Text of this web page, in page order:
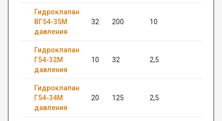
Гидроклапан
ВГ54-35М
давления
32 200 10
Гидроклапан
Г54-32М
давления
10 32 2,5
Гидроклапан
Г54-34М
давления
20 125 2,5